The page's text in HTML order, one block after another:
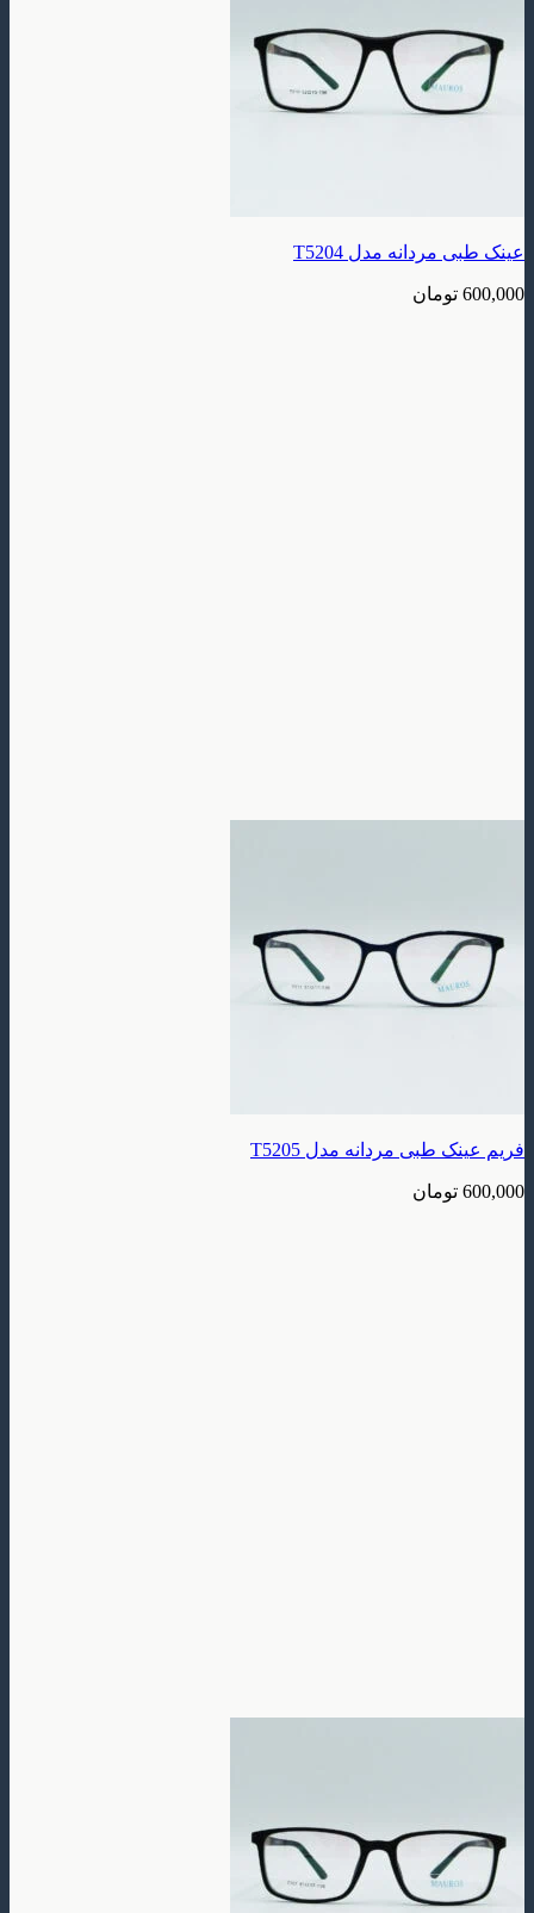
عینک طبی مردانه مدل T5204
600,000 تومان
فریم عینک طبی مردانه مدل T5205
600,000 تومان